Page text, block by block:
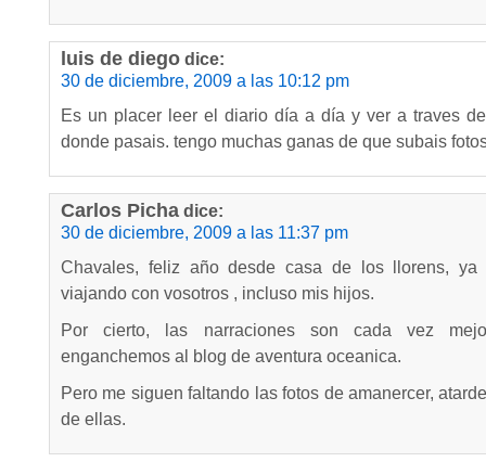
luis de diego dice:
30 de diciembre, 2009 a las 10:12 pm
Es un placer leer el diario día a día y ver a traves
donde pasais. tengo muchas ganas de que subais
Carlos Picha dice:
30 de diciembre, 2009 a las 11:37 pm
Chavales, feliz año desde casa de los llorens, ya
viajando con vosotros , incluso mis hijos.
Por cierto, las narraciones son cada vez
enganchemos al blog de aventura oceanica.
Pero me siguen faltando las fotos de amanercer,
de ellas.